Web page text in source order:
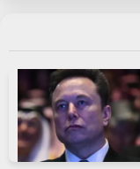
خطط لتخصيص
للإنفاق
الدفاعي الأساسي بحلول عام 2035، مع توقع
المحلي الإجمالي،